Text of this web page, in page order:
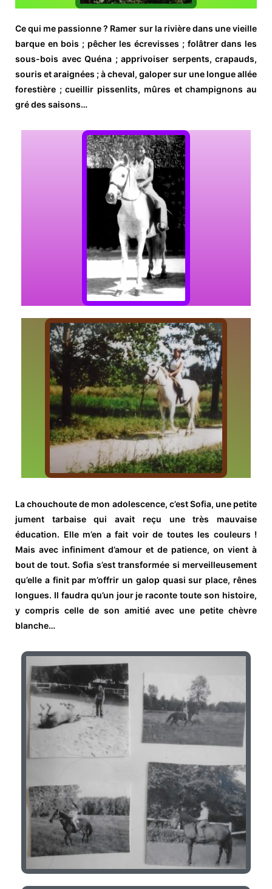
Ce qui me passionne ? Ramer sur la rivière dans une vieille
barque en bois ; pêcher les écrevisses ; folâtrer dans les
sous-bois avec Quéna ; apprivoiser serpents, crapauds,
souris et araignées ; à cheval, galoper sur une longue allée
forestière ; cueillir pissenlits, mûres et champignons au
gré des saisons…
La chouchoute de mon adolescence, c’est Sofia, une petite
jument tarbaise qui avait reçu une très mauvaise
éducation. Elle m’en a fait voir de toutes les couleurs !
Mais avec infiniment d’amour et de patience, on vient à
bout de tout. Sofia s’est transformée si merveilleusement
qu’elle a finit par m’offrir un galop quasi sur place, rênes
longues. Il faudra qu’un jour je raconte toute son histoire,
y compris celle de son amitié avec une petite chèvre
blanche…